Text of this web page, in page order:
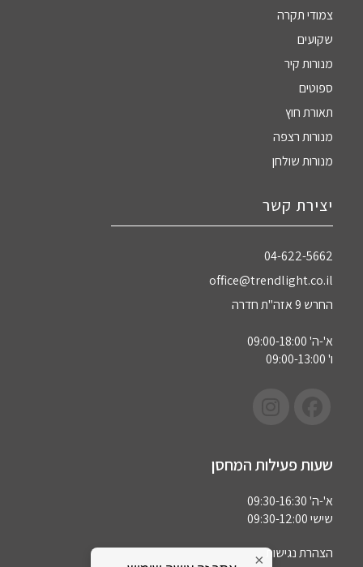
צמודי תקרה
שקועים
מנורות קיר
ספוטים
תאורת חוץ
מנורות רצפה
מנורות שולחן
יצירת קשר
04-622-5662‏
office@trendlight.co.il
החרש 9 אזה"ת חדרה
א'-ה' 09:00-18:00
ו' 09:00-13:00
שעות פעילות המחסן
א'-ה' 09:30-16:30
שישי 09:30-12:00
הצהרת נגישות×